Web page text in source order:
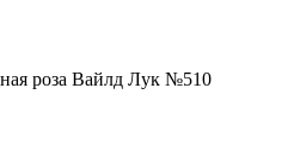
роза Вайлд Лук №510